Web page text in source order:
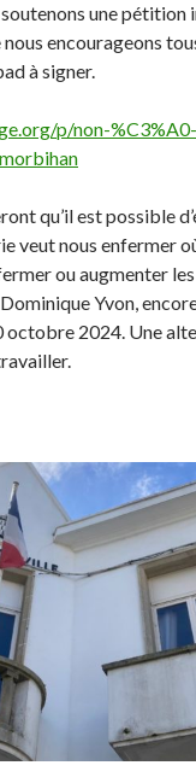
une pétition
nous encourageons
à signer.
p/non-
qu’il est possible
veut nous enfermer
ou augmenter
Yvon,
octobre 2024. Une